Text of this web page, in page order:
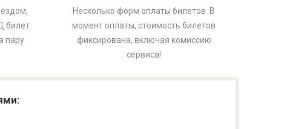
билет
пару
Несколько форм оплаты билетов. В
момент оплаты, стоимость билетов
фиксирована, включая комиссию
сервиса!